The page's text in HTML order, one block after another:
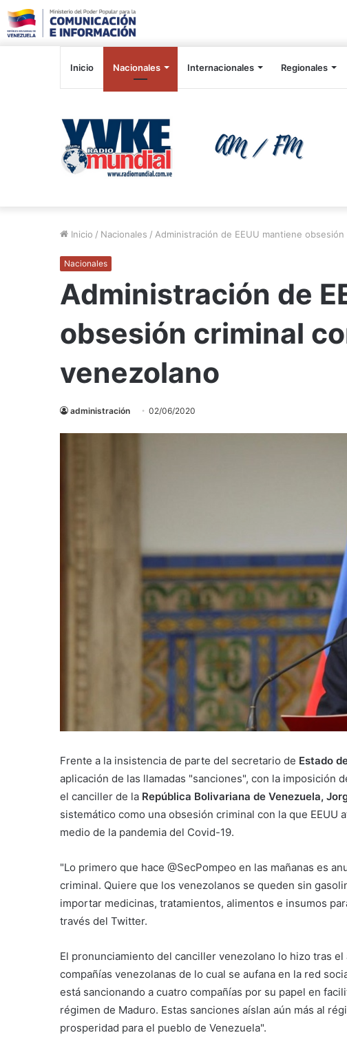
Inicio Nacionales Internacionales Regionales
Inicio / Nacionales / Administración de EEUU mantiene
Nacionales
Administración de
obsesión criminal
venezolano
administración 02/06/2020
Frente a la insistencia de parte del secretario de Estado
aplicación de las llamadas "sanciones", con la imposición
el canciller de la República Bolivariana de Venezuela,
sistemático como una obsesión criminal con la que
medio de la pandemia del Covid-19.
"Lo primero que hace @SecPompeo en las mañanas es
criminal. Quiere que los venezolanos se queden sin
importar medicinas, tratamientos, alimentos e insumos
través del Twitter.
El pronunciamiento del canciller venezolano lo hizo tras
compañías venezolanas de lo cual se aufana en la red
está sancionando a cuatro compañías por su papel en
régimen de Maduro. Estas sanciones aíslan aún más al
prosperidad para el pueblo de Venezuela".